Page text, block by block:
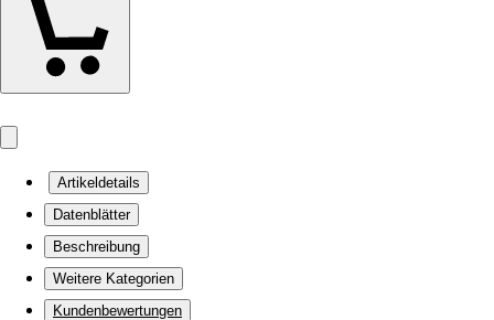
Artikeldetails
Datenblätter
Beschreibung
Weitere Kategorien
Kundenbewertungen